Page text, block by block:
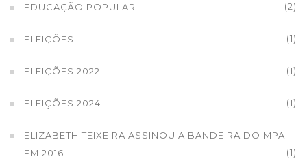
EDUCAÇÃO POPULAR (2)
ELEIÇÕES (1)
ELEIÇÕES 2022 (1)
ELEIÇÕES 2024 (1)
ELIZABETH TEIXEIRA ASSINOU A BANDEIRA DO MPA
EM 2016
(1)